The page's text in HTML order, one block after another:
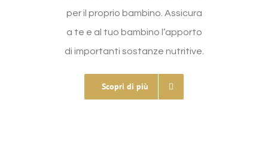
per il proprio bambino. Assicura
a te e al tuo bambino l’apporto
di importanti sostanze nutritive.
Scopri di più